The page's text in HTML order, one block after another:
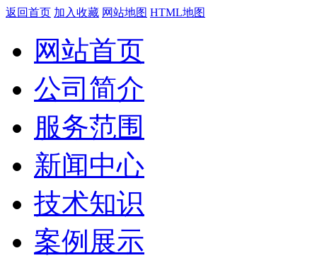
返回首页 加入收藏 网站地图 HTML地图
网站首页
公司简介
服务范围
新闻中心
技术知识
案例展示